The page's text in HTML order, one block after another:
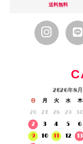
送料無料
2026年8月
日 月 火 水 木
26
27 28 29 30
2
3 4 5 6
9
10 11 12 13